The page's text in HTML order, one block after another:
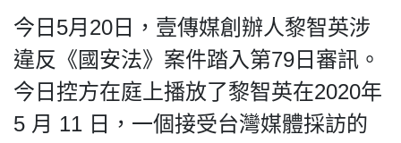
系列
活動
今日5月20日，壹傳媒創辦人黎智英涉
違反《國安法》案件踏入第79日審訊。
今日控方在庭上播放了黎智英在2020年
5 月 11 日，一個接受台灣媒體採訪的